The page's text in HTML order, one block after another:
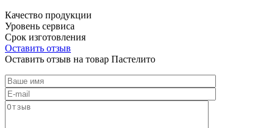
Качество продукции
Уровень сервиса
Срок изготовления
Оставить отзыв
Оставить отзыв на товар Пастелито